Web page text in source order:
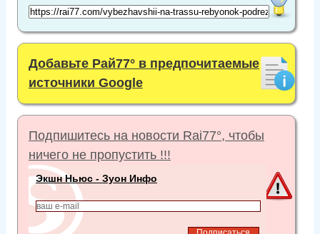
Добавьте Рай77° в предпочитаемые
источники Google
Подпишитесь на новости Rai77°, чтобы
ничего не пропустить !!!
Экшн Ньюс - Зуон Инфо